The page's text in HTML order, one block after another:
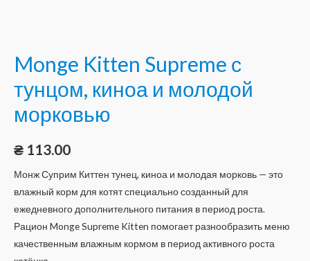
Monge Kitten Supreme с
тунцом, киноа и молодой
морковью
₴ 113.00
Монж Суприм Киттен тунец, киноа и молодая морковь — это
влажный корм для котят специально созданный для
ежедневного дополнительного питания в период роста.
Рацион Monge Supreme Kitten помогает разнообразить меню
качественным влажным кормом в период активного роста